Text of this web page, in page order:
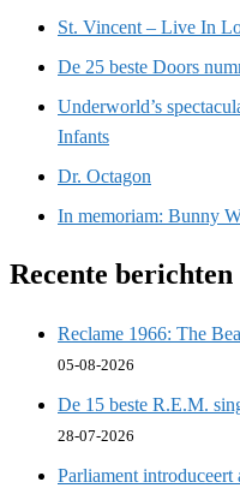
St. Vincent – Live In
De 25 beste Doors
Underworld’s
Infants
Dr. Octagon
In memoriam: Bunny
Recente berichten
Reclame 1966: The
05-08-2026
De 15 beste R.E.M.
28-07-2026
Parliament introduceert